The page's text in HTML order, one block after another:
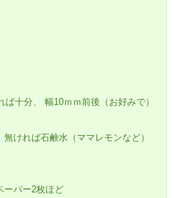
ば十分、 幅10ｍｍ前後（お好みで）
ければ石鹸水（ママレモンなど）
ーパー2枚ほど